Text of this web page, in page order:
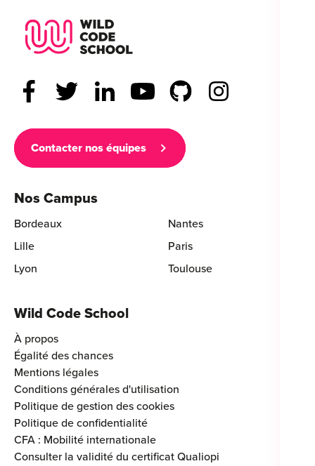
Contacter nos équipes
Nos Campus
Bordeaux
Lille
Lyon
Nantes
Paris
Toulouse
Wild Code School
À propos
Égalité des chances
Mentions légales
Conditions générales d'utilisation
Politique de gestion des cookies
Politique de confidentialité
CFA : Mobilité internationale
Consulter la validité du certificat Qualiopi